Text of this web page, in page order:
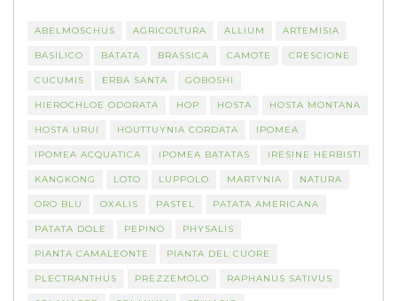
ABELMOSCHUS AGRICOLTURA ALLIUM ARTEMISIA
BASILICO BATATA BRASSICA CAMOTE CRESCIONE
CUCUMIS ERBA SANTA GOBOSHI
HIEROCHLOE ODORATA HOP HOSTA HOSTA MONTANA
HOSTA URUI HOUTTUYNIA CORDATA IPOMEA
IPOMEA ACQUATICA IPOMEA BATATAS IRESINE HERBISTI
KANGKONG LOTO LUPPOLO MARTYNIA NATURA
ORO BLU OXALIS PASTEL PATATA AMERICANA
PATATA DOLE PEPINO PHYSALIS
PIANTA CAMALEONTE PIANTA DEL CUORE
PLECTRANTHUS PREZZEMOLO RAPHANUS SATIVUS